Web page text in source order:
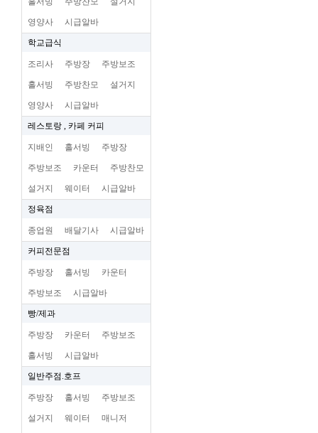
영양사 시급알바
학교급식
조리사 주방장 주방보조
홀서빙 주방찬모 설거지
영양사 시급알바
레스토랑 , 카페 커피
지배인 홀서빙 주방장
주방보조 카운터 주방찬모
설거지 웨이터 시급알바
정육점
종업원 배달기사 시급알바
커피전문점
주방장 홀서빙 카운터
주방보조 시급알바
빵/제과
주방장 카운터 주방보조
홀서빙 시급알바
일반주점.호프
주방장 홀서빙 주방보조
설거지 웨이터 매니저